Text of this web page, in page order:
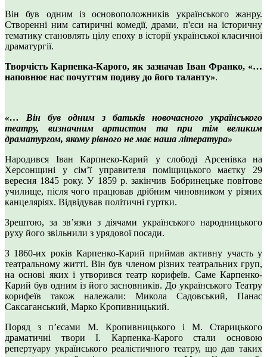
Він був одним із основоположників українського жанру.
Створенні ним сатиричні комедії, драми, п'єси на історичну
тематику становлять цілу епоху в історії української класичної
драматургії.
Творчість Карпенка-Карого, як зазначав Іван Франко, «…
наповнює нас почуттям подиву до його таланту».
«… Він був одним з батьків новочасного українського
театру, визначним артистом та при тім великим
драматургом, якому рівного не має наша література»
Народився Іван Карпнеко-Карий у слободі Арсенівка на
Херсонщині у сім’ї управителя поміщицького маєтку 29
вересня 1845 року. У 1859 р. закінчив Бобринецьке повітове
училище, після чого працював дрібним чиновником у різних
канцеляріях. Відвідував політичні гуртки.
Зрештою, за зв’язки з діячами українського народницького
руху його звільнили з урядової посади.
З 1860-их років Карпенко-Карий приймав активну участь у
театральному житті. Він був членом різних театральних груп,
на основі яких і утворився театр корифеїв. Саме Карпенко-
Карий був одним із його засновників. До українського Театру
корифеїв також належали: Микола Садовський, Панас
Саксаганський, Марко Кропивницький.
Поряд з п’єсами М. Кропивницького і М. Старицького
драматичні твори І. Карпенка-Карого стали основою
репертуару українського реалістичного театру, що дав таких